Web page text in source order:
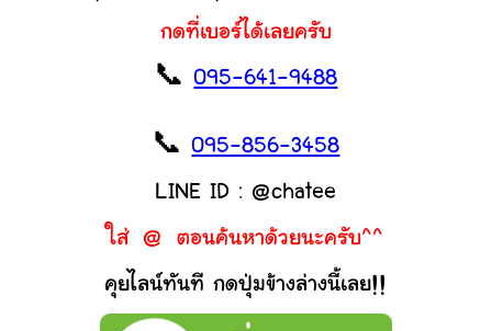
กดที่เบอร์ได้เลยครับ
📞095-641-9488
📞095-856-3458
LINE ID : @chatee
ใส่ @ ตอนค้นหาด้วยนะครับ^^
คุยไลน์ทันที กดปุ่มข้างล่างนี้เลย!!